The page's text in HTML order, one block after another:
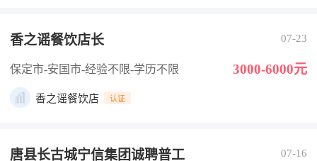
香之谣餐饮店长 07-23
保定市-安国市-经验不限-学历不限 3000-6000元
香之谣餐饮店 认证
唐县长古城宁信集团诚聘普工 07-16